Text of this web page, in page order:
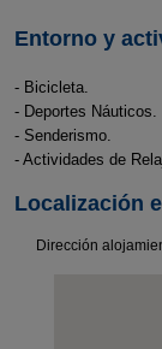
Entorno y
- Bicicleta.
- Deportes Náuticos.
- Senderismo.
- Actividades de
Localización
Dirección